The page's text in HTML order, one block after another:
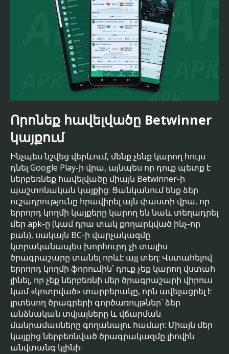
Որոնեք հավելվածը Betwinner
կայքում
Ինչպես նշվեց վերևում, մենք չենք կարող հույս
դնել Google Play-ի վրա, այնպես որ դուք պետք է
ներբեռնեք հավելվածը միայն Betwinner-ի
պաշտոնական կայքից: Ցանկանում ենք ձեր
ուշադրությունը հրավիրել այն փաստի վրա, որ
երրորդ կողմի կայքերը կարող են նաև տեղադրել
մեր apk-ը (կամ դրա տակ քողարկված ինչ-որ
բան), սակայն BC-ի վարչակազմը
կտրականապես խորհուրդ չի տալիս
ծրագրաշարը տանել որևէ այլ տեղ: Վստահելով
երրորդ կողմի ֆորումին՝ դուք չեք կարող վստահ
լինել, որ չեք ներբեռնի մեր ծրագրաշարի վիրուս
կամ «կոտրված» տարբերակը, որն ավելացրել է
լրտեսող ծրագրերի գործառույթներ՝ ձեր
անձնական տվյալները և վճարման
մանրամասները գողանալու համար: Միայն մեր
կայքից ներբեռնված ծրագրակազմը լիովին
անվտանգ կլինի: